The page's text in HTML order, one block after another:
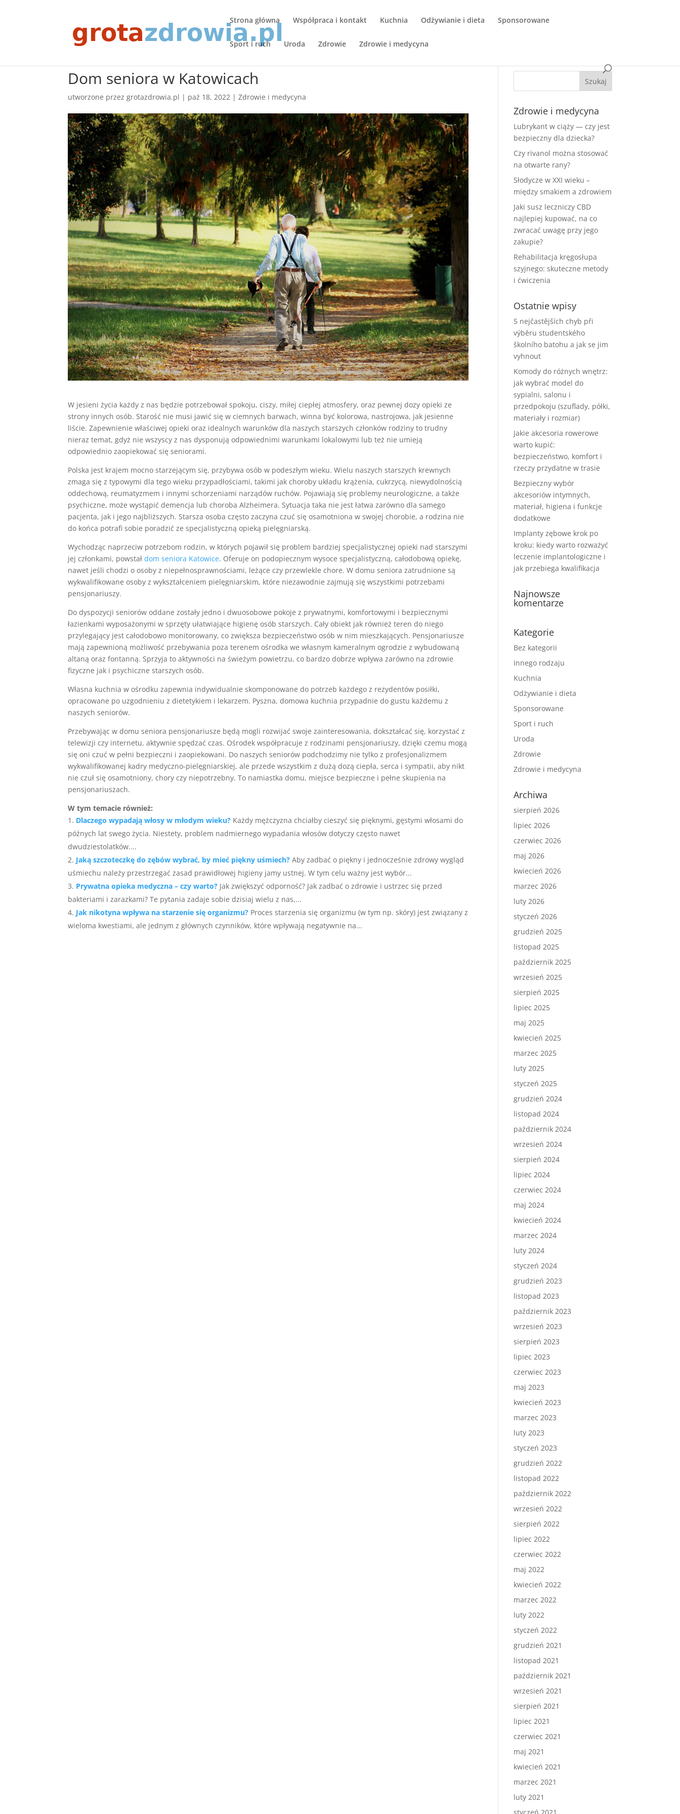
Strona główna Współpraca i kontakt Kuchnia Odżywianie i dieta Sponsorowane
Sport i ruch Uroda Zdrowie Zdrowie i medycyna
Dom seniora w Katowicach
utworzone przezgrotazdrowia.pl | paź 18, 2022 |Zdrowie i medycyna
W jesieni życia każdy z nas będzie potrzebował spokoju, ciszy, miłej ciepłej atmosfery, oraz pewnej dozy opieki ze
strony innych osób. Starość nie musi jawić się w ciemnych barwach, winna być kolorowa, nastrojowa, jak jesienne
liście. Zapewnienie właściwej opieki oraz idealnych warunków dla naszych starszych członków rodziny to trudny
nieraz temat, gdyż nie wszyscy z nas dysponują odpowiednimi warunkami lokalowymi lub też nie umieją
odpowiednio zaopiekować się seniorami.
Polska jest krajem mocno starzejącym się, przybywa osób w podeszłym wieku. Wielu naszych starszych krewnych
zmaga się z typowymi dla tego wieku przypadłościami, takimi jak choroby układu krążenia, cukrzycą, niewydolnością
oddechową, reumatyzmem i innymi schorzeniami narządów ruchów. Pojawiają się problemy neurologiczne, a także
psychiczne, może wystąpić demencja lub choroba Alzheimera. Sytuacja taka nie jest łatwa zarówno dla samego
pacjenta, jak i jego najbliższych. Starsza osoba często zaczyna czuć się osamotniona w swojej chorobie, a rodzina nie
do końca potrafi sobie poradzić ze specjalistyczną opieką pielęgniarską.
Wychodząc naprzeciw potrzebom rodzin, w których pojawił się problem bardziej specjalistycznej opieki nad starszymi
jej członkami, powstałdom seniora Katowice. Oferuje on podopiecznym wysoce specjalistyczną, całodobową opiekę,
nawet jeśli chodzi o osoby z niepełnosprawnościami, leżące czy przewlekle chore. W domu seniora zatrudnione są
wykwalifikowane osoby z wykształceniem pielęgniarskim, które niezawodnie zajmują się wszystkimi potrzebami
pensjonariuszy.
Do dyspozycji seniorów oddane zostały jedno i dwuosobowe pokoje z prywatnymi, komfortowymi i bezpiecznymi
łazienkami wyposażonymi w sprzęty ułatwiające higienę osób starszych. Cały obiekt jak również teren do niego
przylegający jest całodobowo monitorowany, co zwiększa bezpieczeństwo osób w nim mieszkających. Pensjonariusze
mają zapewnioną możliwość przebywania poza terenem ośrodka we własnym kameralnym ogrodzie z wybudowaną
altaną oraz fontanną. Sprzyja to aktywności na świeżym powietrzu, co bardzo dobrze wpływa zarówno na zdrowie
fizyczne jak i psychiczne starszych osób.
Własna kuchnia w ośrodku zapewnia indywidualnie skomponowane do potrzeb każdego z rezydentów posiłki,
opracowane po uzgodnieniu z dietetykiem i lekarzem. Pyszna, domowa kuchnia przypadnie do gustu każdemu z
naszych seniorów.
Przebywając w domu seniora pensjonariusze będą mogli rozwijać swoje zainteresowania, dokształcać się, korzystać z
telewizji czy internetu, aktywnie spędzać czas. Ośrodek współpracuje z rodzinami pensjonariuszy, dzięki czemu mogą
się oni czuć w pełni bezpieczni i zaopiekowani. Do naszych seniorów podchodzimy nie tylko z profesjonalizmem
wykwalifikowanej kadry medyczno-pielęgniarskiej, ale przede wszystkim z dużą dozą ciepła, serca i sympatii, aby nikt
nie czuł się osamotniony, chory czy niepotrzebny. To namiastka domu, miejsce bezpieczne i pełne skupienia na
pensjonariuszach.
W tym temacie również:
Dlaczego wypadają włosy w młodym wieku? Każdy mężczyzna chciałby cieszyć się pięknymi, gęstymi włosami do
późnych lat swego życia. Niestety, problem nadmiernego wypadania włosów dotyczy często nawet
dwudziestolatków....
Jaką szczoteczkę do zębów wybrać, by mieć piękny uśmiech? Aby zadbać o piękny i jednocześnie zdrowy wygląd
uśmiechu należy przestrzegać zasad prawidłowej higieny jamy ustnej. W tym celu ważny jest wybór...
Prywatna opieka medyczna – czy warto? Jak zwiększyć odporność? Jak zadbać o zdrowie i ustrzec się przed
bakteriami i zarazkami? Te pytania zadaje sobie dzisiaj wielu z nas,...
Jak nikotyna wpływa na starzenie się organizmu? Proces starzenia się organizmu (w tym np. skóry) jest związany z
wieloma kwestiami, ale jednym z głównych czynników, które wpływają negatywnie na...
Zdrowie i medycyna
Lubrykant w ciąży — czy jest
bezpieczny dla dziecka?
Czy rivanol można stosować
na otwarte rany?
Słodycze w XXI wieku –
między smakiem a zdrowiem
Jaki susz leczniczy CBD
najlepiej kupować, na co
zwracać uwagę przy jego
zakupie?
Rehabilitacja kręgosłupa
szyjnego: skuteczne metody
i ćwiczenia
Ostatnie wpisy
5 nejčastějších chyb při
výběru studentského
školního batohu a jak se jim
vyhnout
Komody do różnych wnętrz:
jak wybrać model do
sypialni, salonu i
przedpokoju (szuflady, półki,
materiały i rozmiar)
Jakie akcesoria rowerowe
warto kupić:
bezpieczeństwo, komfort i
rzeczy przydatne w trasie
Bezpieczny wybór
akcesoriów intymnych,
materiał, higiena i funkcje
dodatkowe
Implanty zębowe krok po
kroku: kiedy warto rozważyć
leczenie implantologiczne i
jak przebiega kwalifikacja
Najnowsze
komentarze
Kategorie
Bez kategorii
Innego rodzaju
Kuchnia
Odżywianie i dieta
Sponsorowane
Sport i ruch
Uroda
Zdrowie
Zdrowie i medycyna
Archiwa
sierpień 2026
lipiec 2026
czerwiec 2026
maj 2026
kwiecień 2026
marzec 2026
luty 2026
styczeń 2026
grudzień 2025
listopad 2025
październik 2025
wrzesień 2025
sierpień 2025
lipiec 2025
maj 2025
kwiecień 2025
marzec 2025
luty 2025
styczeń 2025
grudzień 2024
listopad 2024
październik 2024
wrzesień 2024
sierpień 2024
lipiec 2024
czerwiec 2024
maj 2024
kwiecień 2024
marzec 2024
luty 2024
styczeń 2024
grudzień 2023
listopad 2023
październik 2023
wrzesień 2023
sierpień 2023
lipiec 2023
czerwiec 2023
maj 2023
kwiecień 2023
marzec 2023
luty 2023
styczeń 2023
grudzień 2022
listopad 2022
październik 2022
wrzesień 2022
sierpień 2022
lipiec 2022
czerwiec 2022
maj 2022
kwiecień 2022
marzec 2022
luty 2022
styczeń 2022
grudzień 2021
listopad 2021
październik 2021
wrzesień 2021
sierpień 2021
lipiec 2021
czerwiec 2021
maj 2021
kwiecień 2021
marzec 2021
luty 2021